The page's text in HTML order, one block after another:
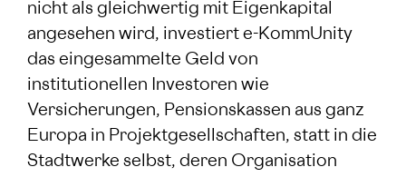
nicht als gleichwertig mit Eigenkapital
angesehen wird, investiert e-KommUnity
das eingesammelte Geld von
institutionellen Investoren wie
Versicherungen, Pensionskassen aus ganz
Europa in Projektgesellschaften, statt in die
Stadtwerke selbst, deren Organisation